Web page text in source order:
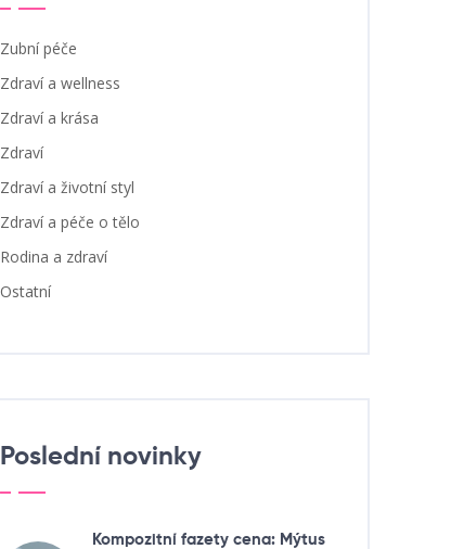
Zubní péče
Zdraví a wellness
Zdraví a krása
Zdraví
Zdraví a životní styl
Zdraví a péče o tělo
Rodina a zdraví
Ostatní
Poslední novinky
Kompozitní fazety cena: Mýtus